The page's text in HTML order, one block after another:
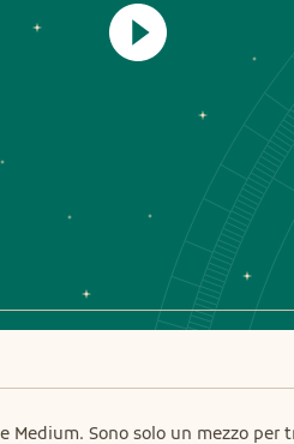
Medium. Sono solo un mezzo